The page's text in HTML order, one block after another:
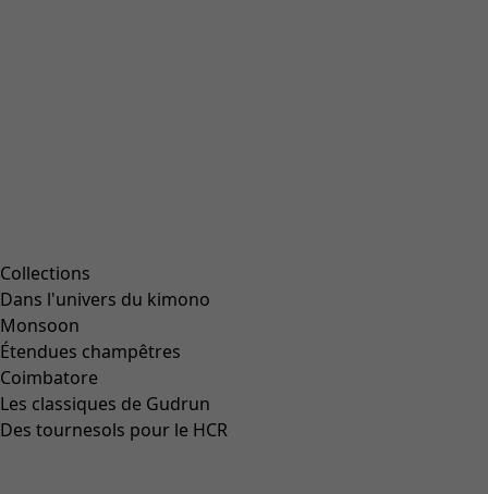
Collections
Dans l'univers du kimono
Monsoon
Étendues champêtres
Coimbatore
Les classiques de Gudrun
Des tournesols pour le HCR